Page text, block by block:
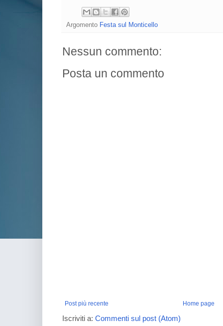
Argomento Festa sul Monticello
Nessun commento:
Posta un commento
Post più recente Home page
Iscriviti a: Commenti sul post (Atom)